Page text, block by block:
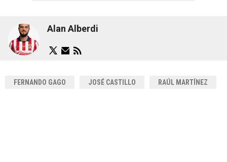
Alan Alberdi
FERNANDO GAGO JOSÉ CASTILLO RAÚL MARTÍNEZ